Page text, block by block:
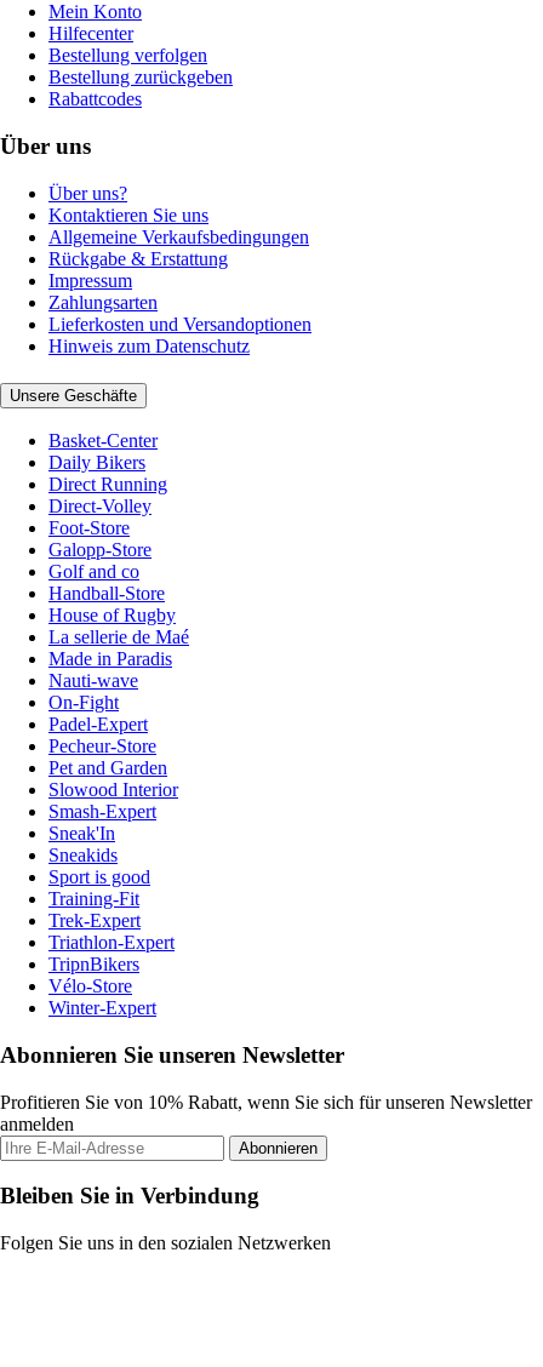
Mein Konto
Hilfecenter
Bestellung verfolgen
Bestellung zurückgeben
Rabattcodes
Über uns
Über uns?
Kontaktieren Sie uns
Allgemeine Verkaufsbedingungen
Rückgabe & Erstattung
Impressum
Zahlungsarten
Lieferkosten und Versandoptionen
Hinweis zum Datenschutz
Unsere Geschäfte
Basket-Center
Daily Bikers
Direct Running
Direct-Volley
Foot-Store
Galopp-Store
Golf and co
Handball-Store
House of Rugby
La sellerie de Maé
Made in Paradis
Nauti-wave
On-Fight
Padel-Expert
Pecheur-Store
Pet and Garden
Slowood Interior
Smash-Expert
Sneak'In
Sneakids
Sport is good
Training-Fit
Trek-Expert
Triathlon-Expert
TripnBikers
Vélo-Store
Winter-Expert
Abonnieren Sie unseren Newsletter
Profitieren Sie von 10% Rabatt, wenn Sie sich für unseren Newsletter
anmelden
Abonnieren
Bleiben Sie in Verbindung
Folgen Sie uns in den sozialen Netzwerken